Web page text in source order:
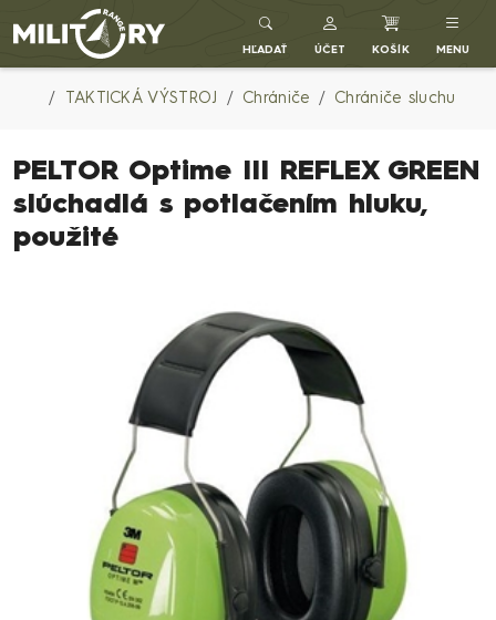
Army shop MILITARY RANGE SK
HĽADAŤ ÚČET KOŠÍK MENU
TAKTICKÁ VÝSTROJ Chrániče Chrániče sluchu
PELTOR Optime III REFLEX GREEN
slúchadlá s potlačením hluku,
použité